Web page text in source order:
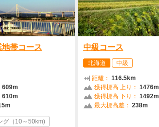
帯コース
609m
610m
グ（10～50km)
中級コース
北海道 中級
距離： 116.5km
獲得標高 上り： 1476m
獲得標高 下り： 1492m
最大標高差： 238m